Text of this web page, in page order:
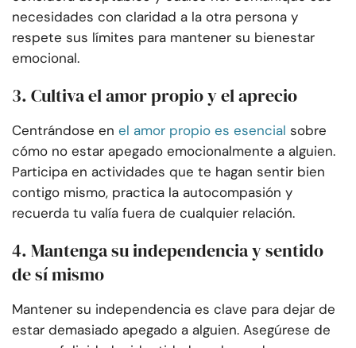
necesidades con claridad a la otra persona y
respete sus límites para mantener su bienestar
emocional.
3. Cultiva el amor propio y el aprecio
Centrándose en el amor propio es esencial sobre
cómo no estar apegado emocionalmente a alguien.
Participa en actividades que te hagan sentir bien
contigo mismo, practica la autocompasión y
recuerda tu valía fuera de cualquier relación.
4. Mantenga su independencia y sentido
de sí mismo
Mantener su independencia es clave para dejar de
estar demasiado apegado a alguien. Asegúrese de